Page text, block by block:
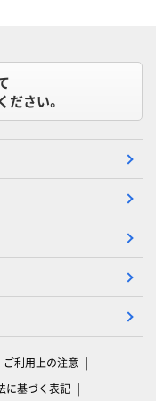
ださい。
ご利用上の注意
に基づく表記